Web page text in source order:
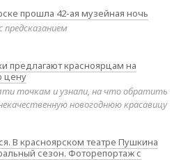
прошла 42-ая музейная ночь
предсказанием
предлагают красноярцам на
цену
точкам и узнали, на что обратить
новогоднюю красавицу
В красноярском театре Пушкина
сезон. Фоторепортаж с